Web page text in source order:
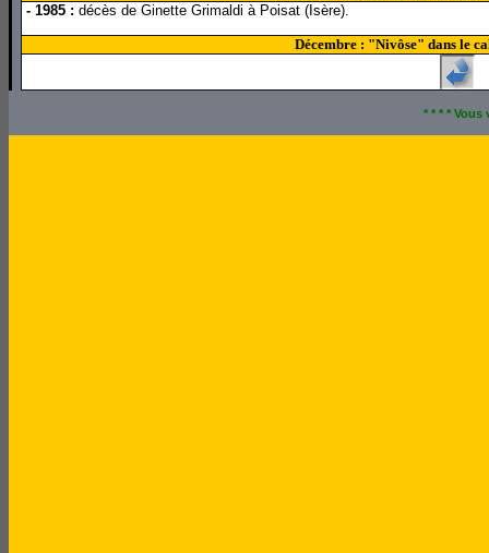
- 1985 : décès de Ginette Grimaldi à Poisat (Isère).
Décembre : "Nivôse" dans le
* * * *